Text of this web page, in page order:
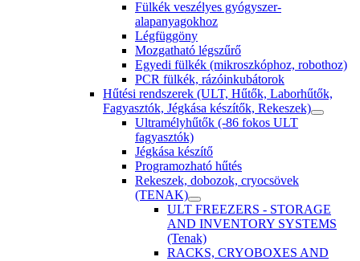
Fülkék veszélyes gyógyszer-
alapanyagokhoz
Légfüggöny
Mozgatható légszűrő
Egyedi fülkék (mikroszkóphoz, robothoz)
PCR fülkék, rázóinkubátorok
Hűtési rendszerek (ULT, Hűtők, Laborhűtők,
Fagyasztók, Jégkása készítők, Rekeszek)
Ultramélyhűtők (-86 fokos ULT
fagyasztók)
Jégkása készítő
Programozható hűtés
Rekeszek, dobozok, cryocsövek
(TENAK)
ULT FREEZERS - STORAGE
AND INVENTORY SYSTEMS
(Tenak)
RACKS, CRYOBOXES AND